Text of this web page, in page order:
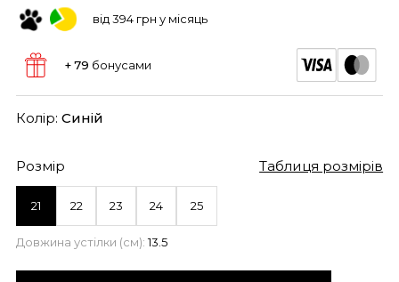
від 394 грн у місяць
+ 79 бонусами
Колір: Синій
Розмір Таблиця розмірів
21 22 23 24 25
Довжина устілки (см): 13.5